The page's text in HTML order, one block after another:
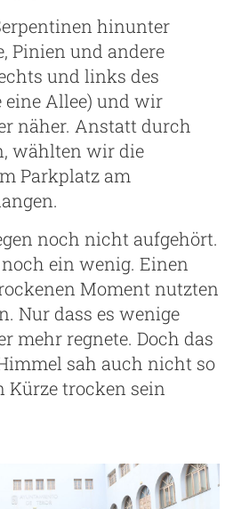
hinunter
Pinien und andere
und links des
eine Allee) und wir
näher. Anstatt durch
wählten wir die
Parkplatz am
noch nicht aufgehört.
ein wenig. Einen
Moment nutzten
Nur dass es wenige
mehr regnete. Doch das
sah auch nicht so
Kürze trocken sein